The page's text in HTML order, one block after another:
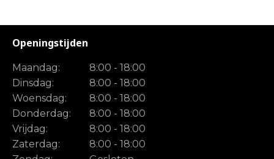
Openingstijden
Maandag:
8:00 - 18:00
Dinsdag:
8:00 - 18:00
Woensdag:
8:00 - 18:00
Donderdag:
8:00 - 18:00
Vrijdag:
8:00 - 18:00
Zaterdag:
8:00 - 18:00